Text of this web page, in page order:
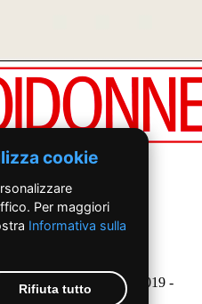
n.33421 del 23 /09/ 2019 -
cookie
Per maggiori
Informativa sulla
Rifiuta tutto